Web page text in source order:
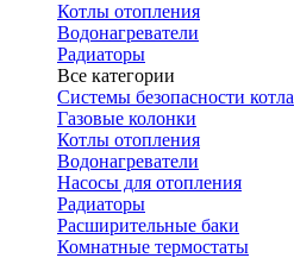
Котлы отопления
Водонагреватели
Радиаторы
Все категории
Системы безопасности котла
Газовые колонки
Котлы отопления
Водонагреватели
Насосы для отопления
Радиаторы
Расширительные баки
Комнатные термостаты